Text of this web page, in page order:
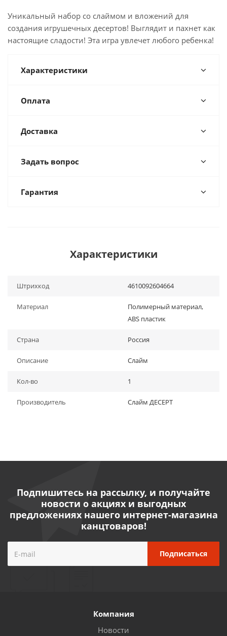
Уникальный набор со слаймом и вложений для
создания игрушечных десертов! Выглядит и пахнет как
настоящие сладости! Эта игра увлечет любого ребенка!
Характеристики
Оплата
Доставка
Задать вопрос
Гарантия
Характеристики
Штрихкод 4610092604664
Материал
Полимерный материал,
ABS пластик
Страна Россия
Описание Слайм
Кол-во 1
Производитель Слайм ДЕСЕРТ
Подпишитесь на рассылку, и получайте
новости о акциях и выгодных
предложениях нашего интернет-магазина
канцтоваров!
Компания
Новости